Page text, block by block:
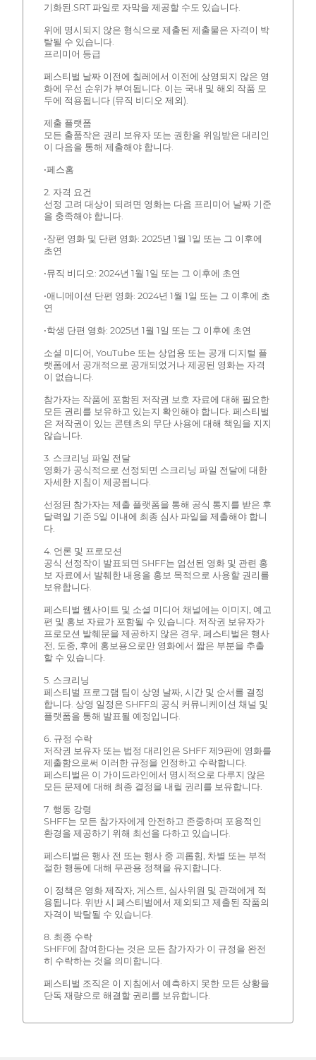
기화된.SRT 파일로 자막을 제공할 수도 있습니다.
위에 명시되지 않은 형식으로 제출된 제출물은 자격이 박
탈될 수 있습니다.
프리미어 등급
페스티벌 날짜 이전에 칠레에서 이전에 상영되지 않은 영
화에 우선 순위가 부여됩니다. 이는 국내 및 해외 작품 모
두에 적용됩니다 (뮤직 비디오 제외).
제출 플랫폼
모든 출품작은 권리 보유자 또는 권한을 위임받은 대리인
이 다음을 통해 제출해야 합니다.
•페스홈
2. 자격 요건
선정 고려 대상이 되려면 영화는 다음 프리미어 날짜 기준
을 충족해야 합니다.
•장편 영화 및 단편 영화: 2025년 1월 1일 또는 그 이후에
초연
•뮤직 비디오: 2024년 1월 1일 또는 그 이후에 초연
•애니메이션 단편 영화: 2024년 1월 1일 또는 그 이후에 초
연
•학생 단편 영화: 2025년 1월 1일 또는 그 이후에 초연
소셜 미디어, YouTube 또는 상업용 또는 공개 디지털 플
랫폼에서 공개적으로 공개되었거나 제공된 영화는 자격
이 없습니다.
참가자는 작품에 포함된 저작권 보호 자료에 대해 필요한
모든 권리를 보유하고 있는지 확인해야 합니다. 페스티벌
은 저작권이 있는 콘텐츠의 무단 사용에 대해 책임을 지지
않습니다.
3. 스크리닝 파일 전달
영화가 공식적으로 선정되면 스크리닝 파일 전달에 대한
자세한 지침이 제공됩니다.
선정된 참가자는 제출 플랫폼을 통해 공식 통지를 받은 후
달력일 기준 5일 이내에 최종 심사 파일을 제출해야 합니
다.
4. 언론 및 프로모션
공식 선정작이 발표되면 SHFF는 엄선된 영화 및 관련 홍
보 자료에서 발췌한 내용을 홍보 목적으로 사용할 권리를
보유합니다.
페스티벌 웹사이트 및 소셜 미디어 채널에는 이미지, 예고
편 및 홍보 자료가 포함될 수 있습니다. 저작권 보유자가
프로모션 발췌문을 제공하지 않은 경우, 페스티벌은 행사
전, 도중, 후에 홍보용으로만 영화에서 짧은 부분을 추출
할 수 있습니다.
5. 스크리닝
페스티벌 프로그램 팀이 상영 날짜, 시간 및 순서를 결정
합니다. 상영 일정은 SHFF의 공식 커뮤니케이션 채널 및
플랫폼을 통해 발표될 예정입니다.
6. 규정 수락
저작권 보유자 또는 법정 대리인은 SHFF 제9판에 영화를
제출함으로써 이러한 규정을 인정하고 수락합니다.
페스티벌은 이 가이드라인에서 명시적으로 다루지 않은
모든 문제에 대해 최종 결정을 내릴 권리를 보유합니다.
7. 행동 강령
SHFF는 모든 참가자에게 안전하고 존중하며 포용적인
환경을 제공하기 위해 최선을 다하고 있습니다.
페스티벌은 행사 전 또는 행사 중 괴롭힘, 차별 또는 부적
절한 행동에 대해 무관용 정책을 유지합니다.
이 정책은 영화 제작자, 게스트, 심사위원 및 관객에게 적
용됩니다. 위반 시 페스티벌에서 제외되고 제출된 작품의
자격이 박탈될 수 있습니다.
8. 최종 수락
SHFF에 참여한다는 것은 모든 참가자가 이 규정을 완전
히 수락하는 것을 의미합니다.
페스티벌 조직은 이 지침에서 예측하지 못한 모든 상황을
단독 재량으로 해결할 권리를 보유합니다.